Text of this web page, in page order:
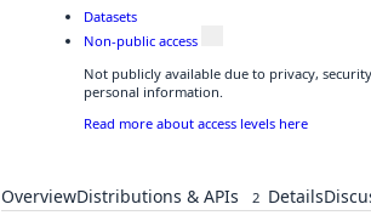
Datasets
Non-public access
Not publicly available due to privacy,
personal information.
Read more about access levels here
OverviewDistributions & APIs 2 Details